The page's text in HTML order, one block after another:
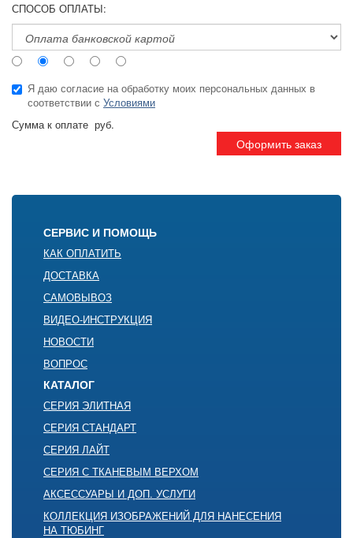
СПОСОБ ОПЛАТЫ:
Я даю согласие на обработку моих персональных данных в
соответствии с Условиями
Сумма к оплате руб.
Оформить заказ
СЕРВИС И ПОМОЩЬ
КАК ОПЛАТИТЬ
ДОСТАВКА
САМОВЫВОЗ
ВИДЕО-ИНСТРУКЦИЯ
НОВОСТИ
ВОПРОС
КАТАЛОГ
СЕРИЯ ЭЛИТНАЯ
СЕРИЯ СТАНДАРТ
СЕРИЯ ЛАЙТ
СЕРИЯ С ТКАНЕВЫМ ВЕРХОМ
АКСЕССУАРЫ И ДОП. УСЛУГИ
КОЛЛЕКЦИЯ ИЗОБРАЖЕНИЙ ДЛЯ НАНЕСЕНИЯ
НА ТЮБИНГ